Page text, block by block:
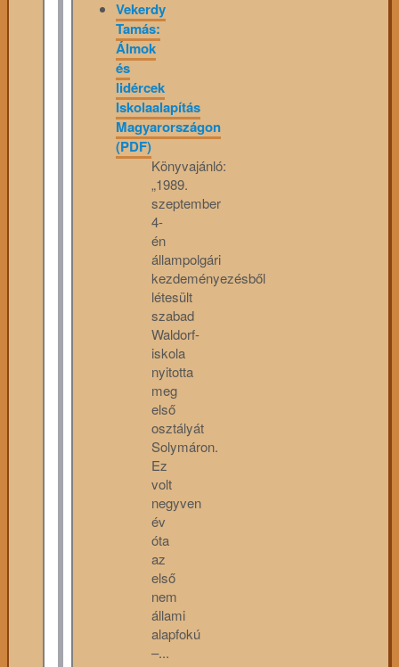
Vekerdy
Tamás:
Álmok
és
lidércek
Iskolaalapítás
Magyarországon
(PDF)
Könyvajánló:
„1989.
szeptember
4-
én
állampolgári
kezdeményezésből
létesült
szabad
Waldorf-
iskola
nyitotta
meg
első
osztályát
Solymáron.
Ez
volt
negyven
év
óta
az
első
nem
állami
alapfokú
–...